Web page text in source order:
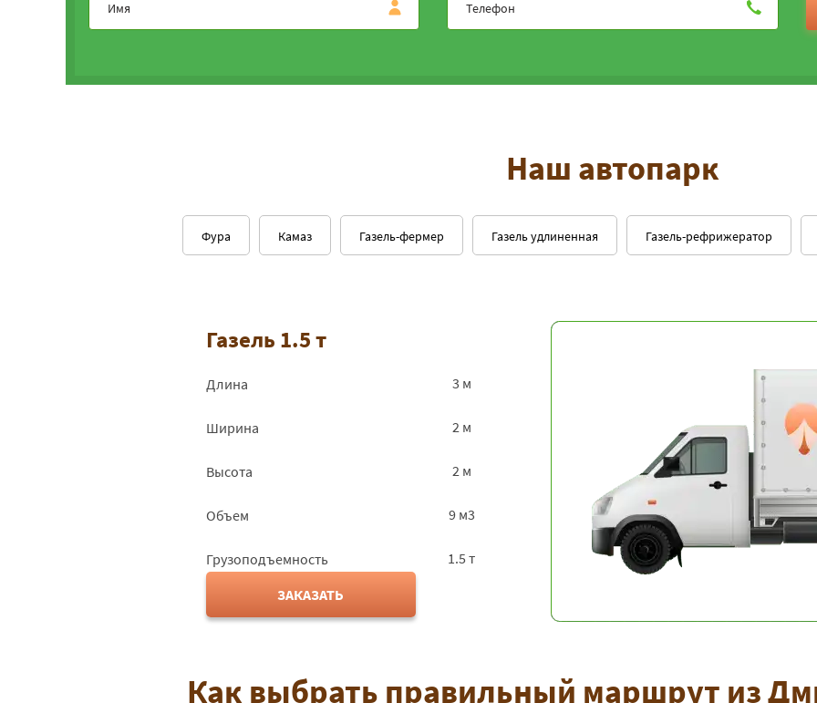
Наш автопарк
Газель удлиненная Газель-рефрижератор
Газель-фермер
Камаз
Фура
Газель 1.5 т
Длина 3 м
Ширина 2 м
Высота 2 м
Объем 9 м3
Грузоподъемность
1.5 т
ЗАКАЗАТЬ
Как выбрать правильный маршрут из